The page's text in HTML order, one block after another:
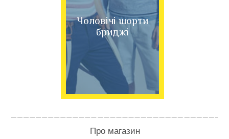
Чоловічі шорти
бриджі
Про магазин